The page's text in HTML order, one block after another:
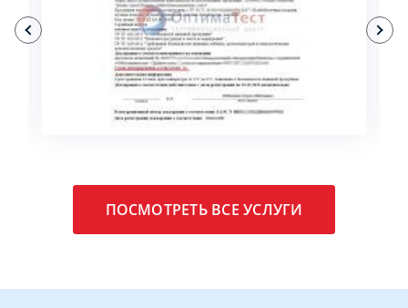
ПОДРОБНЕЕ
ПОСМОТРЕТЬ ВСЕ УСЛУГИ